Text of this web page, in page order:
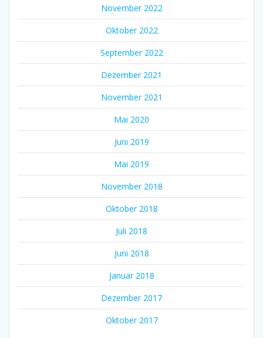
November 2022
Oktober 2022
September 2022
Dezember 2021
November 2021
Mai 2020
Juni 2019
Mai 2019
November 2018
Oktober 2018
Juli 2018
Juni 2018
Januar 2018
Dezember 2017
Oktober 2017